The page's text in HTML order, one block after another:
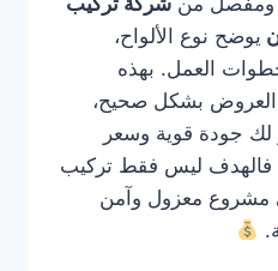
يوضح نوع الألواح،
العمل. بهذه
العروض بشكل صحيح،
لك جودة قوية وسعر
ليس فقط تركيب
مشروع معزول وآمن